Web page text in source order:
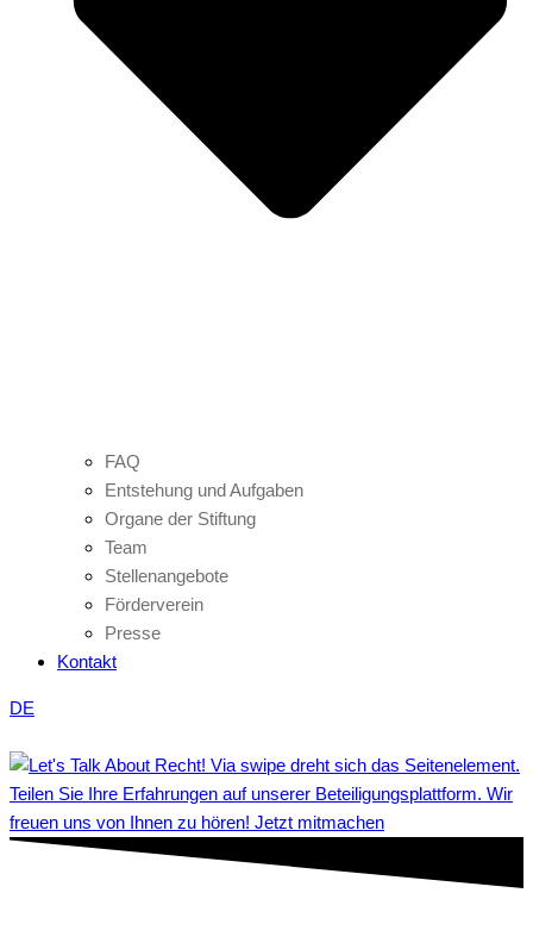
FAQ
Entstehung und Aufgaben
Organe der Stiftung
Team
Stellenangebote
Förderverein
Presse
Kontakt
DE
Teilen Sie Ihre Erfahrungen auf unserer Beteiligungsplattform. Wir
freuen uns von Ihnen zu hören! Jetzt mitmachen